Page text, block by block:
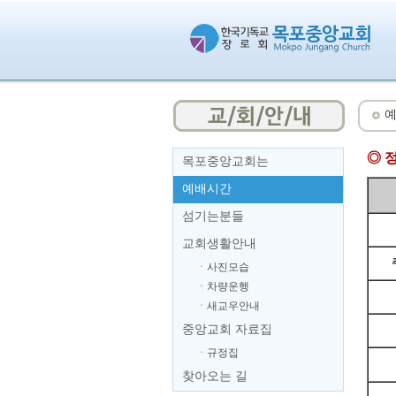
목포중앙교회는
예배시간
섬기는분들
교회생활안내
ㆍ사진모습
ㆍ차량운행
ㆍ새교우안내
중앙교회 자료집
ㆍ규정집
찾아오는 길
◎